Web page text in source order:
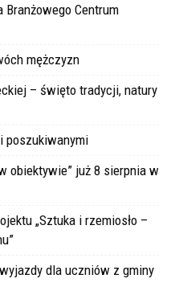
Centrum
mężczyzn
– święto tradycji, natury
poszukiwanymi
obiektywie” już 8 sierpnia w
„Sztuka i rzemiosło –
dla uczniów z gminy